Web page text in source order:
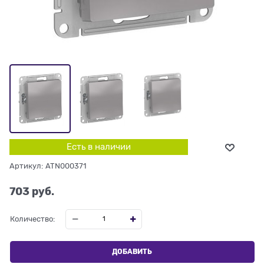
Есть в наличии
Артикул: ATN000371
703 руб.
Количество:
ДОБАВИТЬ